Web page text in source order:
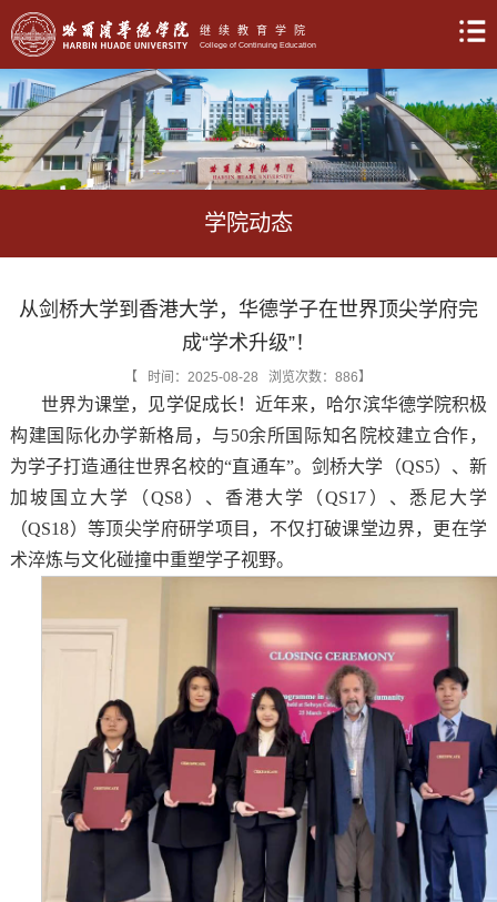
继续教育学院
College of Continuing Education
学院动态
从剑桥大学到香港大学，华德学子在世界顶尖学府完
成“学术升级”！
【 时间：2025-08-28 浏览次数：886】
世界为课堂，见学促成长！近年来，哈尔滨华德学院积极
构建国际化办学新格局，与50余所国际知名院校建立合作，
为学子打造通往世界名校的“直通车”。剑桥大学（QS5）、新
加坡国立大学（QS8）、香港大学（QS17）、悉尼大学
（QS18）等顶尖学府研学项目，不仅打破课堂边界，更在学
术淬炼与文化碰撞中重塑学子视野。